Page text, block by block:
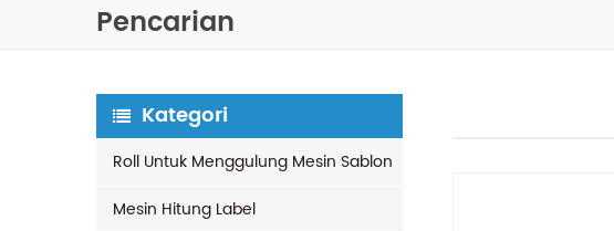
Pencarian
Kategori
Roll Untuk Menggulung Mesin Sablon
Mesin Hitung Label